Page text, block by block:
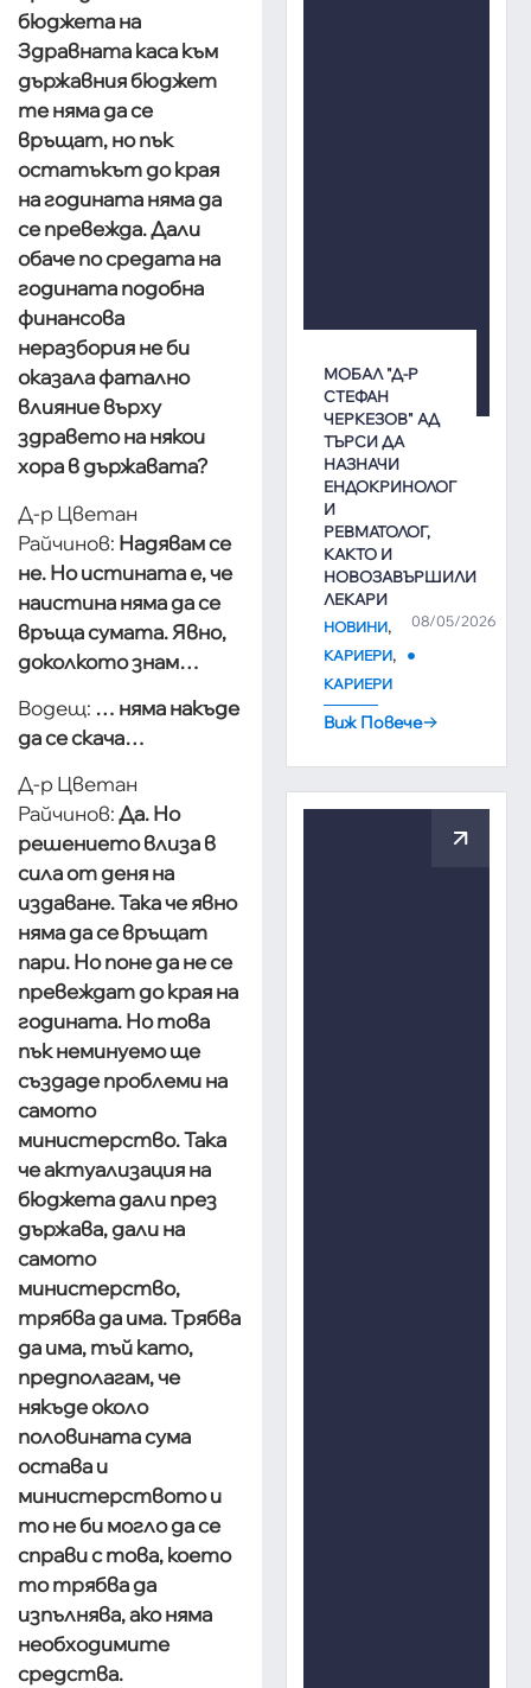
бюджета на
Здравната каса към
държавния бюджет
те няма да се
връщат, но пък
остатъкът до края
на годината няма да
се превежда. Дали
обаче по средата на
годината подобна
финансова
неразбория не би
оказала фатално
влияние върху
здравето на някои
хора в държавата?
Д-р Цветан
Райчинов: Надявам се
не. Но истината е, че
наистина няма да се
връща сумата. Явно,
доколкото знам…
Водещ: … няма накъде
да се скача…
Д-р Цветан
Райчинов:Да. Но
решението влиза в
сила от деня на
издаване. Така че явно
няма да се връщат
пари. Но поне да не се
превеждат до края на
годината. Но това
пък неминуемо ще
създаде проблеми на
самото
министерство. Така
че актуализация на
бюджета дали през
държава, дали на
самото
министерство,
трябва да има. Трябва
да има, тъй като,
предполагам, че
някъде около
половината сума
остава и
министерството и
то не би могло да се
справи с това, което
то трябва да
изпълнява, ако няма
необходимите
средства.
МОБАЛ "Д-Р
СТЕФАН
ЧЕРКЕЗОВ" АД
ТЪРСИ ДА
НАЗНАЧИ
ЕНДОКРИНОЛОГ
И
РЕВМАТОЛОГ,
КАКТО И
НОВОЗАВЪРШИЛИ
ЛЕКАРИ
08/05/2026
НОВИНИ,
КАРИЕРИ,
КАРИЕРИ
Виж Повече